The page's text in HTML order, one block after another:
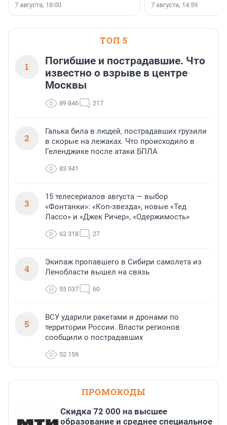
осторожного оптимизма.
7 августа, 18:00
недалеко от Большого
водопада.
7 августа, 14:59
ТОП 5
1
Погибшие и пострадавшие. Что
известно о взрыве в центре
Москвы
89 846 217
2
Галька била в людей, пострадавших грузили
в скорые на лежаках. Что происходило в
Геленджике после атаки БПЛА
83 941
3
15 телесериалов августа — выбор
«Фонтанки»: «Коп-звезда», новые «Тед
Лассо» и «Джек Ричер», «Одержимость»
62 318 27
4
Экипаж пропавшего в Сибири самолета из
Ленобласти вышел на связь
55 037 60
5
ВСУ ударили ракетами и дронами по
территории России. Власти регионов
сообщили о пострадавших
52 159
ПРОМОКОДЫ
Скидка 72 000 на высшее
образование и среднее специальное